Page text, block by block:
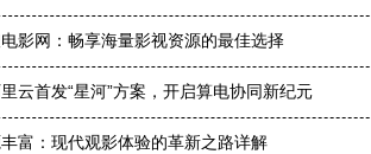
影网：畅享海量影视资源的最佳选择
云首发“星河”方案，开启算电协同新纪元
富：现代观影体验的革新之路详解